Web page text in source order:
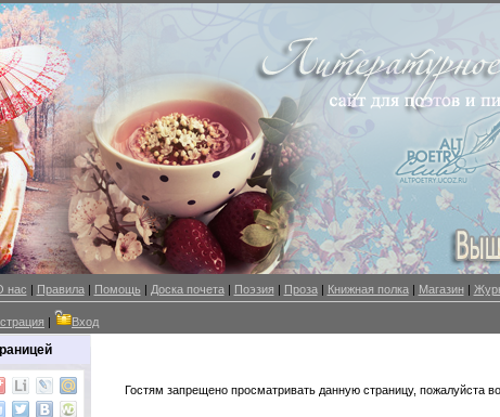
нас | Правила| Помощь | Доска почета| Поэзия | Проза| Книжная полка| Магазин|
| Вход
Гостям запрещено просматривать данную страницу, пожалуйста